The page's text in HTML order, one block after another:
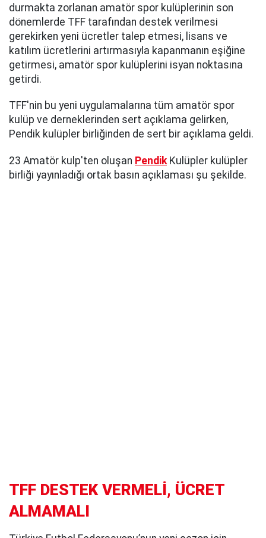
durmakta zorlanan amatör spor kulüplerinin son
dönemlerde TFF tarafından destek verilmesi
gerekirken yeni ücretler talep etmesi, lisans ve
katılım ücretlerini artırmasıyla kapanmanın eşiğine
getirmesi, amatör spor kulüplerini isyan noktasına
getirdi.
TFF'nin bu yeni uygulamalarına tüm amatör spor
kulüp ve derneklerinden sert açıklama gelirken,
Pendik kulüpler birliğinden de sert bir açıklama geldi.
23 Amatör kulp'ten oluşan PendikKulüpler kulüpler
birliği yayınladığı ortak basın açıklaması şu şekilde.
TFF DESTEK VERMELİ, ÜCRET
ALMAMALI